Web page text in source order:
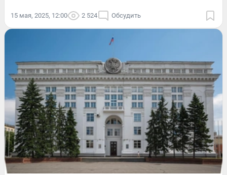
15 мая, 2025, 12:00 2 524 Обсудить